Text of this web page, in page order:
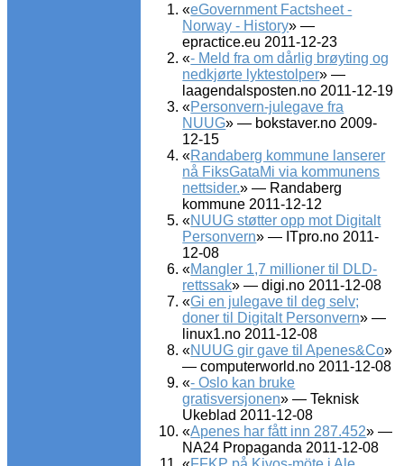
«eGovernment Factsheet -
Norway - History» —
epractice.eu 2011-12-23
«- Meld fra om dårlig brøyting og
nedkjørte lyktestolper» —
laagendalsposten.no 2011-12-19
«Personvern-julegave fra
NUUG» — bokstaver.no 2009-
12-15
«Randaberg kommune lanserer
nå FiksGataMi via kommunens
nettsider.» — Randaberg
kommune 2011-12-12
«NUUG støtter opp mot Digitalt
Personvern» — ITpro.no 2011-
12-08
«Mangler 1,7 millioner til DLD-
rettssak» — digi.no 2011-12-08
«Gi en julegave til deg selv;
doner til Digitalt Personvern» —
linux1.no 2011-12-08
«NUUG gir gave til Apenes&Co»
— computerworld.no 2011-12-08
«- Oslo kan bruke
gratisversjonen» — Teknisk
Ukeblad 2011-12-08
«Apenes har fått inn 287.452» —
NA24 Propaganda 2011-12-08